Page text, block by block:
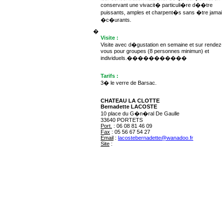
�
conservant une vivacit� particuli�re d��tre
puissants, amples et charpent�s sans �tre
�c�urants.
Visite :
Visite avec d�gustation en semaine et sur
vous pour groupes (8 personnes minimun) et
individuels.�����������
Tarifs :
3� le verre de Barsac.
CHATEAU LA CLOTTE
Bernadette LACOSTE
10 place du G�n�ral De Gaulle
33640 PORTETS
Port. : 06 08 81 46 09
Fax : 05 56 67 54 27
Email : lacostebernadette@wanadoo.fr
Site :